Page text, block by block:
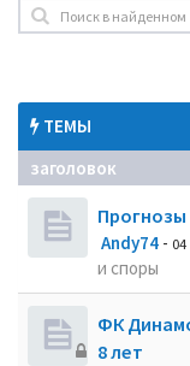
ТЕМЫ
заголовок
Andy74 -
и споры
ФК
8 лет